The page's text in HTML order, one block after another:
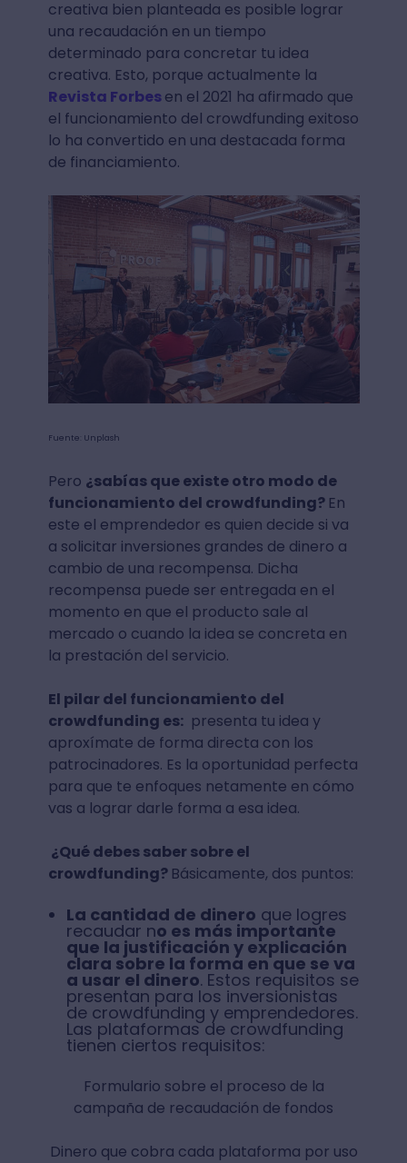
creativa bien planteada es posible lograr
una recaudación en un tiempo
determinado para concretar tu idea
creativa. Esto, porque actualmente la
Revista Forbesen el 2021 ha afirmado que
el funcionamiento del crowdfunding exitoso
lo ha convertido en una destacada forma
de financiamiento.
Fuente: Unplash
Pero ¿sabías que existe otro modo de
funcionamiento del crowdfunding? En
este el emprendedor es quien decide si va
a solicitar inversiones grandes de dinero a
cambio de una recompensa. Dicha
recompensa puede ser entregada en el
momento en que el producto sale al
mercado o cuando la idea se concreta en
la prestación del servicio.
El pilar del funcionamiento del
crowdfunding es:presenta tu idea y
aproxímate de forma directa con los
patrocinadores. Es la oportunidad perfecta
para que te enfoques netamente en cómo
vas a lograr darle forma a esa idea.
¿Qué debes saber sobre el
crowdfunding? Básicamente, dos puntos:
La cantidad de dinero que logres
recaudar no es más importante
que la justificación y explicación
clara sobre la forma en que se va
a usar el dinero. Estos requisitos se
presentan para los inversionistas
de crowdfunding y emprendedores.
Las plataformas de crowdfunding
tienen ciertos requisitos:
Formulario sobre el proceso de la
campaña de recaudación de fondos
Dinero que cobra cada plataforma por uso